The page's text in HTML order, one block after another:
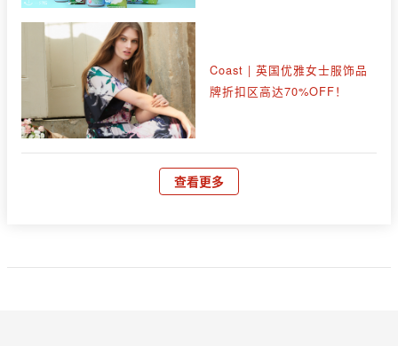
Coast | 英国优雅女士服饰品
牌折扣区高达70%OFF！
查看更多